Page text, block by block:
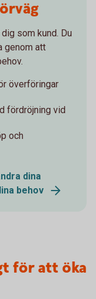
som kund. Du
genom att
överföringar
fördröjning vid
och
dina
behov
för att öka